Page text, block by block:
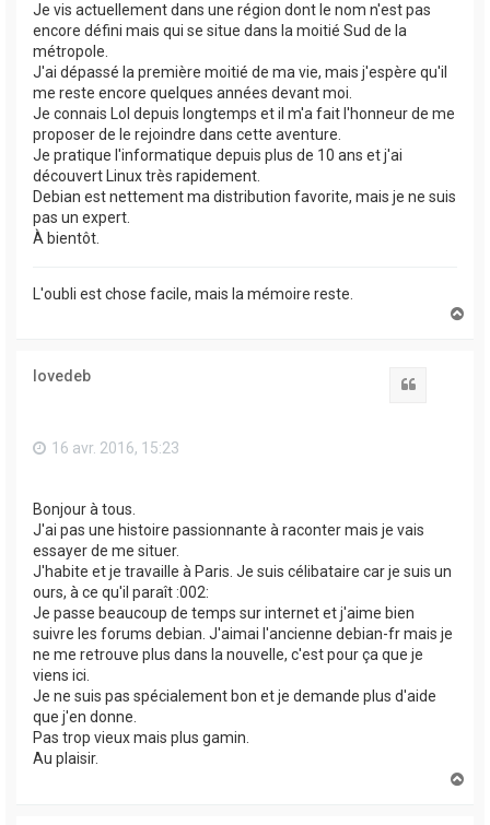
Je vis actuellement dans une région dont le nom n'est pas
encore défini mais qui se situe dans la moitié Sud de la
métropole.
J'ai dépassé la première moitié de ma vie, mais j'espère qu'il
me reste encore quelques années devant moi.
Je connais Lol depuis longtemps et il m'a fait l'honneur de me
proposer de le rejoindre dans cette aventure.
Je pratique l'informatique depuis plus de 10 ans et j'ai
découvert Linux très rapidement.
Debian est nettement ma distribution favorite, mais je ne suis
pas un expert.
À bientôt.
L'oubli est chose facile, mais la mémoire reste.
lovedeb
16 avr. 2016, 15:23
Bonjour à tous.
J'ai pas une histoire passionnante à raconter mais je vais
essayer de me situer.
J'habite et je travaille à Paris. Je suis célibataire car je suis un
ours, à ce qu'il paraît :002:
Je passe beaucoup de temps sur internet et j'aime bien
suivre les forums debian. J'aimai l'ancienne debian-fr mais je
ne me retrouve plus dans la nouvelle, c'est pour ça que je
viens ici.
Je ne suis pas spécialement bon et je demande plus d'aide
que j'en donne.
Pas trop vieux mais plus gamin.
Au plaisir.